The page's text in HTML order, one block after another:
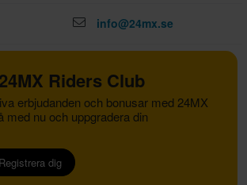
info@24mx.se
Riders Club
erbjudanden och bonusar med 24MX
med nu och uppgradera din
Registrera dig